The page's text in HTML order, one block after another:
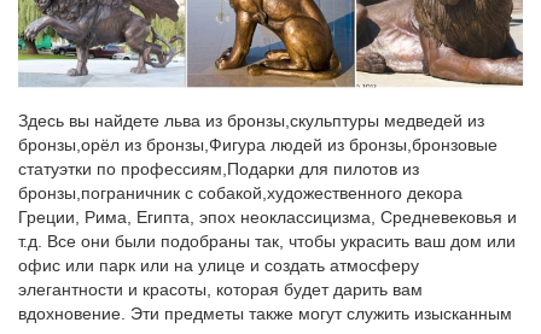
Собака – символ 2018 года, подарите своим близким
старинную…
Собака – символ ответственности и дружелюбия! Считается,
внутренний покой и порядок. Старинная фарфоровая
статуэтка собаки станет отличным подарком к Новому Году.
Символ 2018 года фарфоровые статуэтки Собаки, щенки
Отправка в любую точку РФ. Символ 2018 года фарфоровые
статуэтки Собаки, щенки.Добейтесь своих целей – купите
символ наступающего года, собаку и да будем с Вами удача!
Здесь вы найдете льва из бронзы,скульптуры медведей из
бронзы,орёл из бронзы,Фигура людей из бронзы,бронзовые
статуэтки по профессиям,Подарки для пилотов из
бронзы,пограничник с собакой,художественного декора
Греции, Рима, Египта, эпох неоклассицизма, Средневековья и
т.д. Все они были подобраны так, чтобы украсить ваш дом или
офис или парк или на улице и создать атмосферу
элегантности и красоты, которая будет дарить вам
вдохновение. Эти предметы также могут служить изысканным